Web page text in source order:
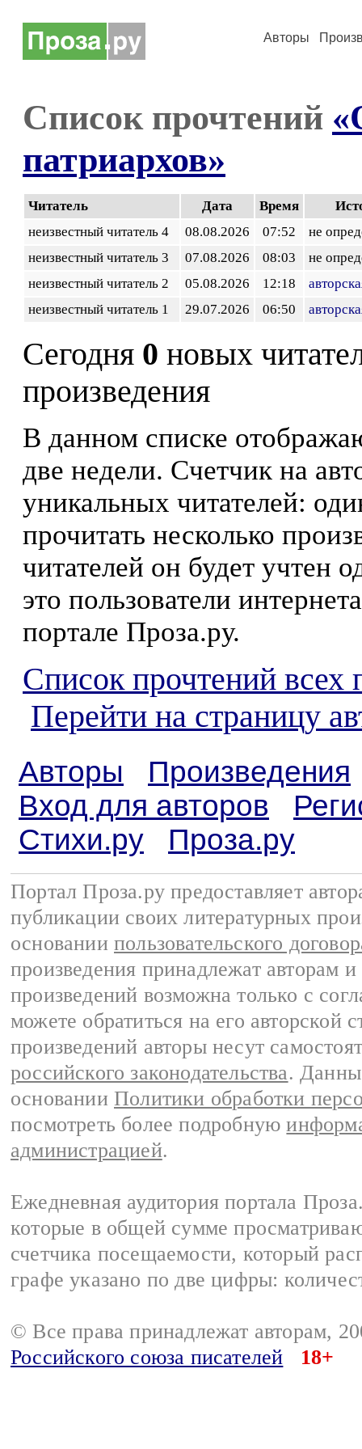
Авторы
Список прочтений
патриархов»
Читатель Дата Время
неизвестный читатель 4
08.08.2026 07:52
не
неизвестный читатель 3
07.08.2026 08:03
не
неизвестный читатель 2
05.08.2026 12:18
неизвестный читатель 1
29.07.2026 06:50
Сегодня 0 новых
произведения
В данном списке
две недели. Счетчик на
уникальных читателей:
прочитать несколько
читателей он будет учтен
это пользователи
портале Проза.ру.
Список прочтений всех
Перейти на страницу
Авторы
Произведения
Вход для авторов
Стихи.ру
Проза.ру
Портал Проза.ру предоставляет
публикации своих литературных
основании пользовательского
произведения принадлежат авторам
произведений возможна только с
можете обратиться на его авторской
произведений авторы несут
российского законодательства.
основании Политики обработки
посмотреть более подробную
администрацией.
Ежедневная аудитория портала
которые в общей сумме
счетчика посещаемости, который
графе указано по две цифры:
© Все права принадлежат авторам,
Российского союза писателей
18+